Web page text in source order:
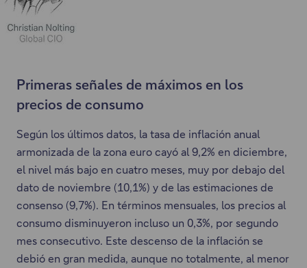
Primeras señales de máximos en los
precios de consumo
Según los últimos datos, la tasa de inflación anual
armonizada de la zona euro cayó al 9,2% en diciembre,
el nivel más bajo en cuatro meses, muy por debajo del
dato de noviembre (10,1%) y de las estimaciones de
consenso (9,7%). En términos mensuales, los precios al
consumo disminuyeron incluso un 0,3%, por segundo
mes consecutivo. Este descenso de la inflación se
debió en gran medida, aunque no totalmente, al menor